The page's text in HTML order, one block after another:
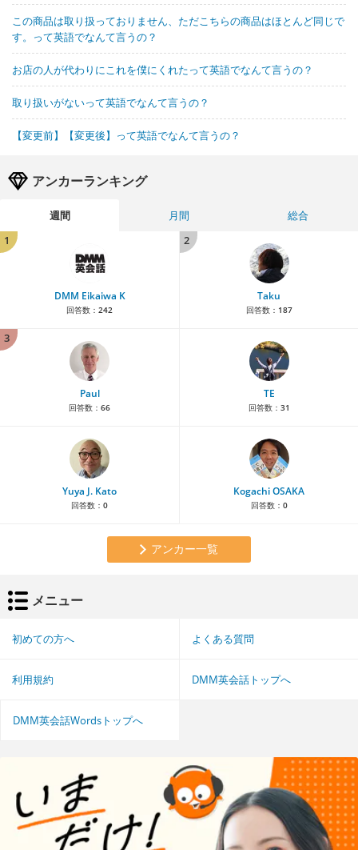
この商品は取り扱っておりません、ただこちらの商品はほとんど同じで
す。って英語でなんて言うの？
お店の人が代わりにこれを僕にくれたって英語でなんて言うの？
取り扱いがないって英語でなんて言うの？
【変更前】【変更後】って英語でなんて言うの？
アンカーランキング
週間 月間
総合
1
DMM Eikaiwa K
回答数： 242
2
Taku
回答数： 187
3
Paul
回答数： 66
TE
回答数： 31
Yuya J. Kato
回答数： 0
Kogachi OSAKA
回答数： 0
アンカー一覧
メニュー
初めての方へ よくある質問
利用規約 DMM英会話トップへ
DMM英会話Wordsトップへ